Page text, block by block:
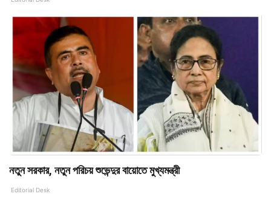
নতুন সরকার, নতুন পরিচয় শুভেন্দুর বায়োতে মুখ্যমন্ত্রী
Editorial Desk